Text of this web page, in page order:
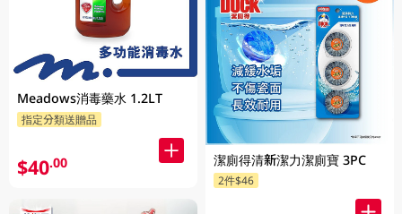
Meadows消毒藥水 1.2LT
指定分類送贈品
$40.00 潔廁得清新潔力潔廁寶 3PC
2件$46